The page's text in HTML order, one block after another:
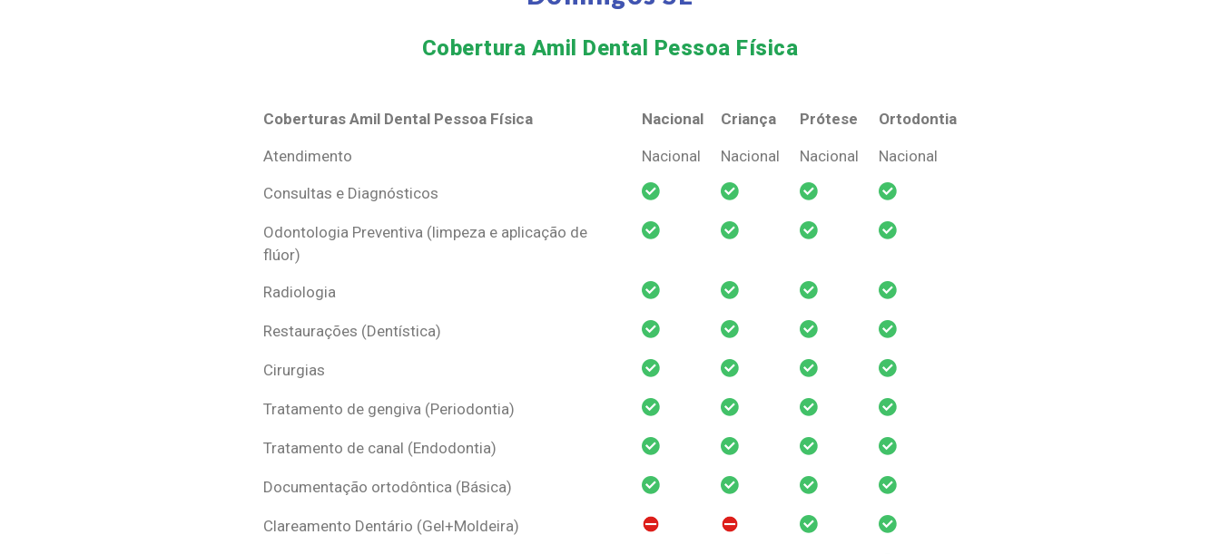
Cobertura Amil Dental Pessoa Física​
Coberturas Amil Dental Pessoa Física Nacional Criança Prótese
Ortodontia
Coberturas Amil Dental Pessoa Física
Nacional Criança Prótese Ortodontia
Atendimento Nacional Nacional Nacional Nacional
Consultas e Diagnósticos
Odontologia Preventiva (limpeza e aplicação de
flúor)
Radiologia
Restaurações (Dentística)
Cirurgias
Tratamento de gengiva (Periodontia)
Tratamento de canal (Endodontia)
Documentação ortodôntica (Básica)
Clareamento Dentário (Gel+Moldeira)